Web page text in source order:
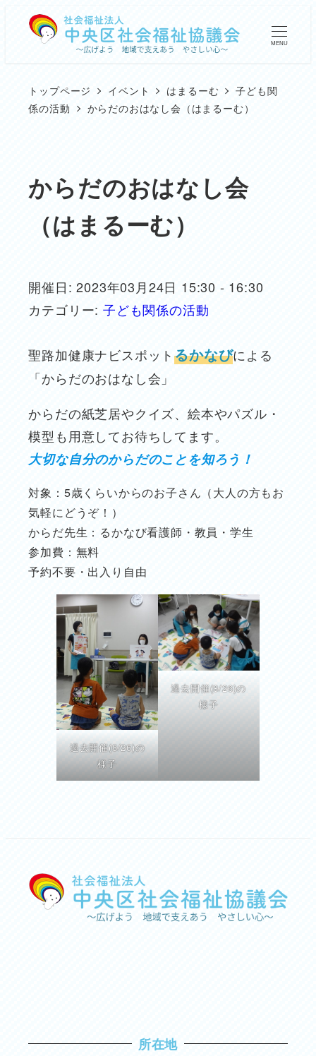
MENU
トップページ イベント はまるーむ
子ども関
係の活動
からだのおはなし会（はまるーむ）
からだのおはなし会
（はまるーむ）
開催日: 2023年03月24日 15:30 - 16:30
カテゴリー: 子ども関係の活動
聖路加健康ナビスポットるかなびによる
「からだのおはなし会」
からだの紙芝居やクイズ、絵本やパズル・
模型も用意してお待ちしてます。
大切な自分のからだのことを知ろう！
対象：5歳くらいからのお子さん（大人の方もお
気軽にどうぞ！）
からだ先生：るかなび看護師・教員・学生
参加費：無料
予約不要・出入り自由
過去開催(8/26)の
様子
過去開催(8/26)の
様子
所在地